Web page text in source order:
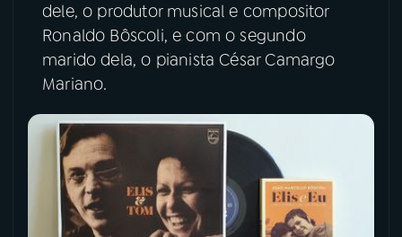
dele, o produtor musical e compositor
Ronaldo Bôscoli, e com o segundo
marido dela, o pianista César Camargo
Mariano.